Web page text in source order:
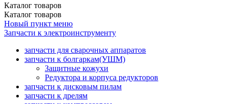
Каталог товаров
Каталог товаров
Новый пункт меню
Запчасти к электроинструменту
запчасти для сварочных аппаратов
запчасти к болгаркам(УШМ)
Защитные кожухи
Редуктора и корпуса редукторов
запчасти к дисковым пилам
запчасти к дрелям